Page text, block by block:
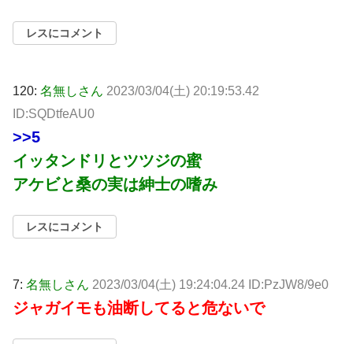
レスにコメント
120: 名無しさん 2023/03/04(土) 20:19:53.42
ID:SQDtfeAU0
>>5
イッタンドリとツツジの蜜
アケビと桑の実は紳士の嗜み
レスにコメント
7: 名無しさん 2023/03/04(土) 19:24:04.24 ID:PzJW8/9e0
ジャガイモも油断してると危ないで